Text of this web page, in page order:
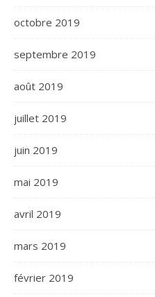
octobre 2019
septembre 2019
août 2019
juillet 2019
juin 2019
mai 2019
avril 2019
mars 2019
février 2019